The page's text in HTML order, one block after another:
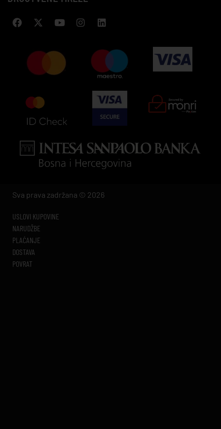
Sva prava zadržana © 2026
USLOVI KUPOVINE
NARUDŽBE
PLAĆANJE
DOSTAVA
POVRAT